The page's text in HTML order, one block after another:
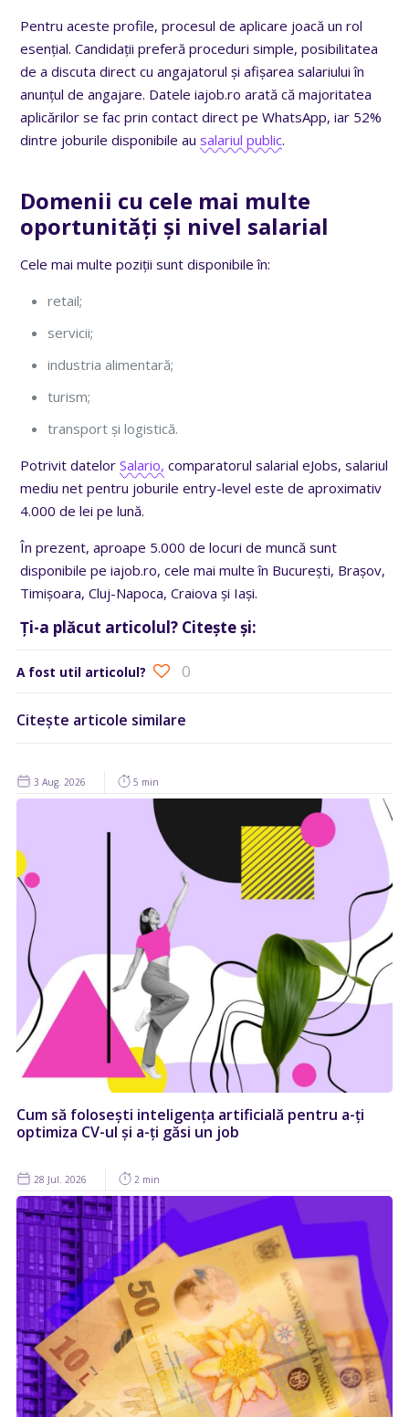
Pentru aceste profile, procesul de aplicare joacă un rol
esențial. Candidații preferă proceduri simple, posibilitatea
de a discuta direct cu angajatorul și afișarea salariului în
anunțul de angajare. Datele iajob.ro arată că majoritatea
aplicărilor se fac prin contact direct pe WhatsApp, iar 52%
dintre joburile disponibile ausalariul public.
Domenii cu cele mai multe
oportunități și nivel salarial
Cele mai multe poziții sunt disponibile în:
retail;
servicii;
industria alimentară;
turism;
transport și logistică.
Potrivit datelorSalario, comparatorul salarial eJobs, salariul
mediu net pentru joburile entry-level este de aproximativ
4.000 de lei pe lună.
În prezent, aproape 5.000 de locuri de muncă sunt
disponibile pe iajob.ro, cele mai multe în București, Brașov,
Timișoara, Cluj-Napoca, Craiova și Iași.
Ți-a plăcut articolul? Citește și:
A fost util articolul? 0
Citește articole similare
3 Aug. 2026 5 min
Cum să folosești inteligența artificială pentru a-ți
optimiza CV-ul și a-ți găsi un job
28 Jul. 2026 2 min